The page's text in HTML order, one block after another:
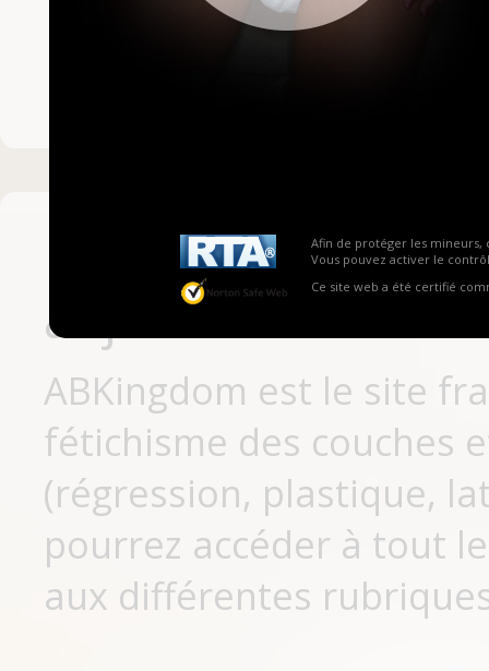
Afin de protéger les mineurs,
Vous pouvez activer le
Ce site web a été certifié
Pas encore
aujourd'hui
ABKingdom est le site
fétichisme des couches
(régression, plastique,
pourrez accéder à tout
aux différentes